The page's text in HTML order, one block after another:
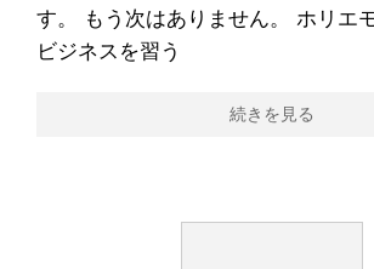
す。 もう次はありません。 ホリエ
ビジネスを習う
続きを見る